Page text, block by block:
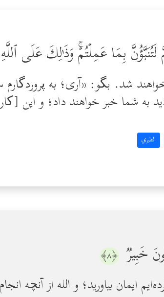
بِمَا عَمِلۡتُمۡۚ وَذَ ٰ⁠لِكَ عَلَى
شد. بگو: «آری؛ به
الطبري
خَبِیرࣱ ﴿٨﴾